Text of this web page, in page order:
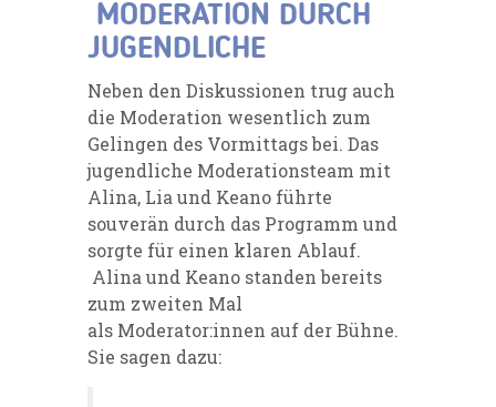
MODERATION DURCH
JUGENDLICHE
Neben den Diskussionen trug auch
die Moderation wesentlich zum
Gelingen des Vormittags bei. Das
jugendliche Moderationsteam mit
Alina, Lia und Keano führte
souverän durch das Programm und
sorgte für einen klaren Ablauf.
Alina und Keano standen bereits
zum zweiten Mal
als Moderator:innen auf der Bühne.
Sie sagen dazu: